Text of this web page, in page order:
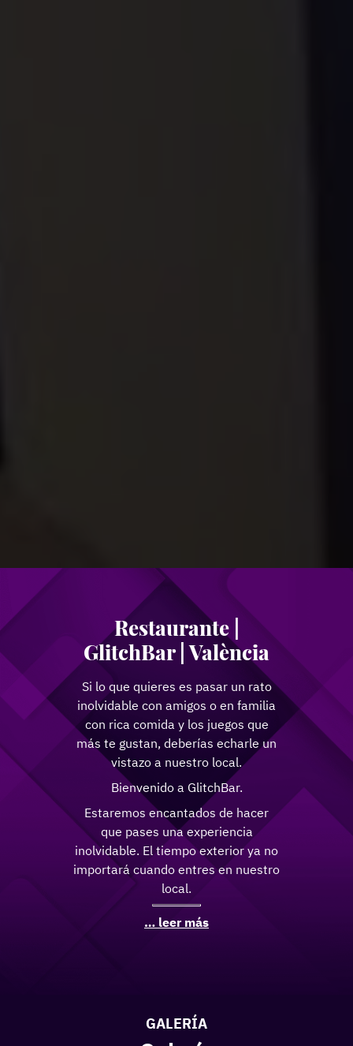
Restaurante |
GlitchBar | València
Si lo que quieres es pasar un rato
inolvidable con amigos o en familia
con rica comida y los juegos que
más te gustan, deberías echarle un
vistazo a nuestro local.
Bienvenido a GlitchBar.
Estaremos encantados de hacer
que pases una experiencia
inolvidable. El tiempo exterior ya no
importará cuando entres en nuestro
local.
… leer más
GALERÍA